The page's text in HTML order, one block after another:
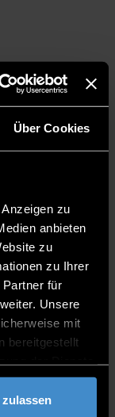
Über Cookies
zu
anbieten
zu
zu Ihrer
für
Unsere
mit
bereitgestellt
and Art
degree
program